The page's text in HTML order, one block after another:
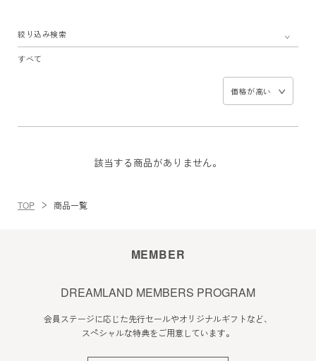
絞り込み検索
すべて
価格が高い
該当する商品がありません。
TOP 商品一覧
MEMBER
DREAMLAND MEMBERS PROGRAM
会員ステージに応じた先行セールやオリジナルギフトなど、
スペシャルな特典をご用意しています。